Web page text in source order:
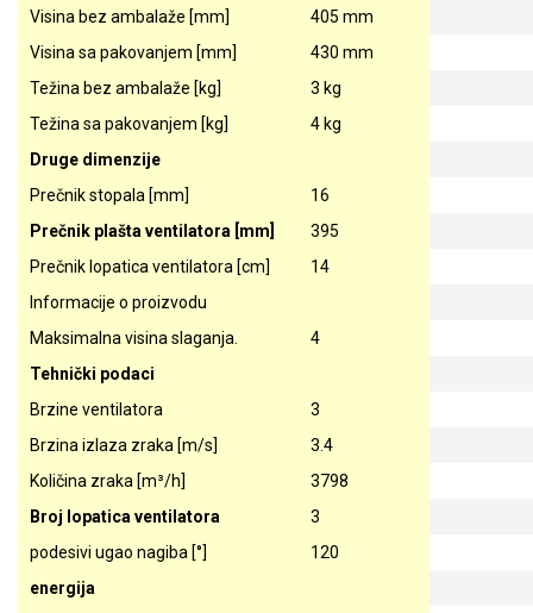
Visina bez ambalaže [mm]
405 mm
Visina sa pakovanjem [mm]
430 mm
Težina bez ambalaže [kg]
3 kg
Težina sa pakovanjem [kg]
4 kg
Druge dimenzije
Prečnik stopala [mm]
16
Prečnik plašta ventilatora [mm]
395
Prečnik lopatica ventilatora [cm]
14
Informacije o proizvodu
Maksimalna visina slaganja.
4
Tehnički podaci
Brzine ventilatora
3
Brzina izlaza zraka [m/s]
3.4
Količina zraka [m³/h]
3798
Broj lopatica ventilatora
3
podesivi ugao nagiba [°]
120
energija